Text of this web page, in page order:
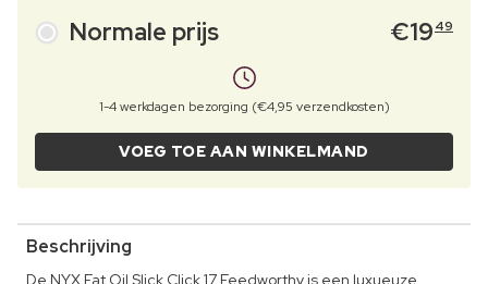
Normale prijs €19 49
1-4 werkdagen bezorging (€4,95 verzendkosten)
VOEG TOE AAN WINKELMAND
Beschrijving
De NYX Fat Oil Slick Click 17 Feedworthy is een luxueuze